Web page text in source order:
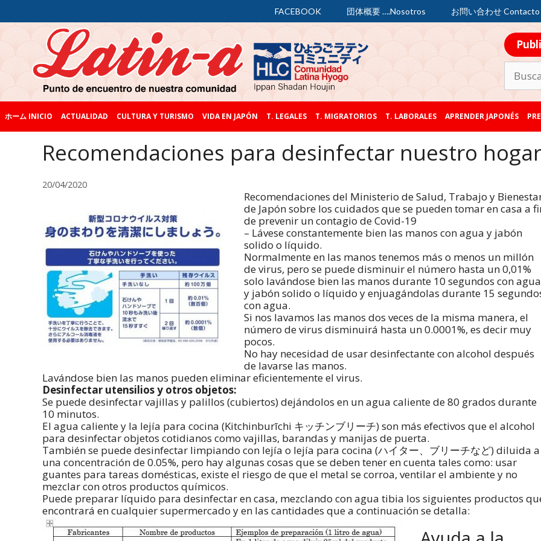
FACEBOOK 団体概要 ….Nosotros お問い合わせ Contacto
ホーム INICIO ACTUALIDAD CULTURA Y TURISMO VIDA EN JAPÓN T. LEGALES T. MIGRATORIOS T. LABORALES APRENDER JAPONÉS
Recomendaciones para desinfectar nuestro hogar
20/04/2020
Recomendaciones del Ministerio de Salud, Trabajo y
de Japón sobre los cuidados que se pueden tomar en casa a
de prevenir un contagio de Covid-19
– Lávese constantemente bien las manos con agua y jabón
solido o líquido.
Normalmente en las manos tenemos más o menos un millón
de virus, pero se puede disminuir el número hasta un 0,01%
solo lavándose bien las manos durante 10 segundos con agua
y jabón solido o líquido y enjuagándolas durante 15
con agua.
Si nos lavamos las manos dos veces de la misma manera, el
número de virus disminuirá hasta un 0.0001%, es decir muy
pocos.
No hay necesidad de usar desinfectante con alcohol después
de lavarse las manos.
Lavándose bien las manos pueden eliminar eficientemente el virus.
Desinfectar utensilios y otros objetos:
Se puede desinfectar vajillas y palillos (cubiertos) dejándolos en un agua caliente de 80 grados durante
10 minutos.
El agua caliente y la lejía para cocina (Kitchinburīchi キッチンブリーチ) son más efectivos que el alcohol
para desinfectar objetos cotidianos como vajillas, barandas y manijas de puerta.
También se puede desinfectar limpiando con lejía o lejía para cocina (ハイター、ブリーチなど) diluida a
una concentración de 0.05%, pero hay algunas cosas que se deben tener en cuenta tales como: usar
guantes para tareas domésticas, existe el riesgo de que el metal se corroa, ventilar el ambiente y no
mezclar con otros productos químicos.
Puede preparar líquido para desinfectar en casa, mezclando con agua tibia los siguientes productos
encontrará en cualquier supermercado y en las cantidades que a continuación se detalla: